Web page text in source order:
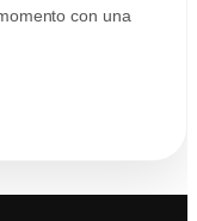
con una